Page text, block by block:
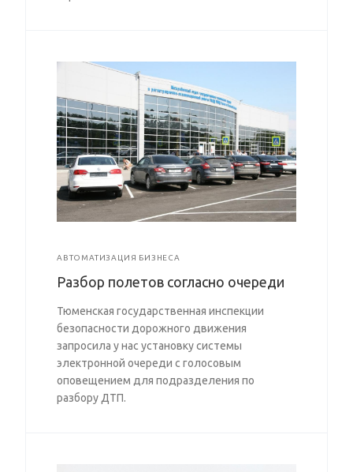
АВТОМАТИЗАЦИЯ БИЗНЕСА
Разбор полетов согласно очереди
Тюменская государственная инспекции
безопасности дорожного движения
запросила у нас установку системы
электронной очереди с голосовым
оповещением для подразделения по
разбору ДТП.